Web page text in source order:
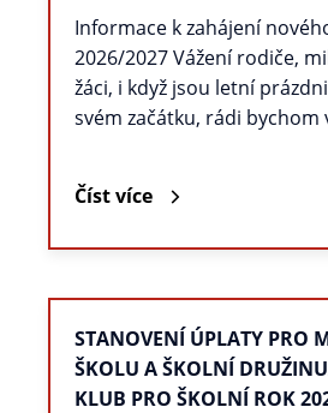
Informace k zahájení
2026/2027 Vážení rodiče,
žáci, i když jsou letní
svém začátku, rádi bychom
Číst více
STANOVENÍ ÚPLATY PRO
ŠKOLU A ŠKOLNÍ
KLUB PRO ŠKOLNÍ ROK